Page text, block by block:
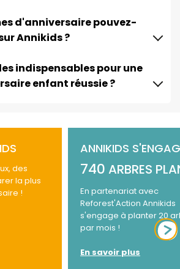
d'anniversaire pouvez-
Annikids ?
indispensables pour une
enfant réussie ?
des
la plus
!
ANNIKIDS
740 ARBRES
En partenariat avec
Reforest'Action Annikids
s'engage à planter 20
par mois !
En savoir plus